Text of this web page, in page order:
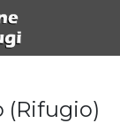
(Rifugio)